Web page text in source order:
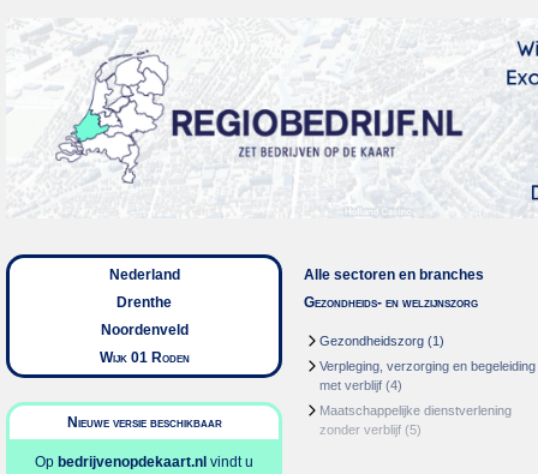
Nederland
Drenthe
Noordenveld
Wijk 01 Roden
Nieuwe versie beschikbaar
Op bedrijvenopdekaart.nl vindt u
Alle sectoren en branches
Gezondheids- en welzijnszorg
Gezondheidszorg (1)
Verpleging, verzorging en begeleiding
met verblijf (4)
Maatschappelijke dienstverlening
zonder verblijf (5)